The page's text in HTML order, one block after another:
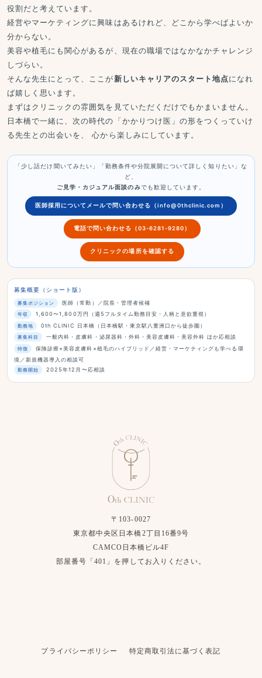
役割だと考えています。
経営やマーケティングに興味はあるけれど、どこから学べばよいか
分からない。
美容や植毛にも関心があるが、現在の職場ではなかなかチャレンジ
しづらい。
そんな先生にとって、ここが新しいキャリアのスタート地点になれ
ば嬉しく思います。
まずはクリニックの雰囲気を見ていただくだけでもかまいません。
日本橋で一緒に、次の時代の「かかりつけ医」の形をつくっていけ
る先生との出会いを、 心から楽しみにしています。
「少し話だけ聞いてみたい」「勤務条件や分院展開について詳しく知りたい」な
ど、
ご見学・カジュアル面談のみでも歓迎しています。
医師採用についてメールで問い合わせる（info@0thclinic.com）
電話で問い合わせる（03-6281-9280）
クリニックの場所を確認する
募集概要（ショート版）
募集ポジション 医師（常勤）／院長・管理者候補
年収 1,600〜1,800万円（週5フルタイム勤務目安・人柄と意欲重視）
勤務地 0th CLINIC 日本橋（日本橋駅・東京駅八重洲口から徒歩圏）
募集科目 一般内科・皮膚科・泌尿器科・外科・美容皮膚科・美容外科 ほか応相談
特徴
保険診療×美容皮膚科×植毛のハイブリッド／経営・マーケティングも学べる環
境／新規機器導入の相談可
勤務開始 2025年12月〜応相談
〒103-0027
東京都中央区日本橋2丁目16番9号
CAMCO日本橋ビル4F
部屋番号「401」を押してお入りください。
プライバシーポリシー 特定商取引法に基づく表記